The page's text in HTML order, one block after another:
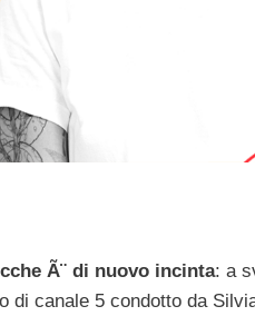
Ã¨ di nuovo incinta: a
di canale 5 condotto da